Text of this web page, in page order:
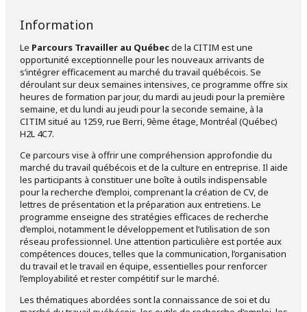
Information
Le Parcours Travailler au Québecde la CITIM est une
opportunité exceptionnelle pour les nouveaux arrivants de
s’intégrer efficacement au marché du travail québécois. Se
déroulant sur deux semaines intensives, ce programme offre six
heures de formation par jour, du mardi au jeudi pour la première
semaine, et du lundi au jeudi pour la seconde semaine, à la
CITIM situé au 1259, rue Berri, 9ème étage, Montréal (Québec)
H2L 4C7.
Ce parcours vise à offrir une compréhension approfondie du
marché du travail québécois et de la culture en entreprise. Il aide
les participants à constituer une boîte à outils indispensable
pour la recherche d’emploi, comprenant la création de CV, de
lettres de présentation et la préparation aux entretiens. Le
programme enseigne des stratégies efficaces de recherche
d’emploi, notamment le développement et l’utilisation de son
réseau professionnel. Une attention particulière est portée aux
compétences douces, telles que la communication, l’organisation
du travail et le travail en équipe, essentielles pour renforcer
l’employabilité et rester compétitif sur le marché.
Les thématiques abordées sont la connaissance de soi et du